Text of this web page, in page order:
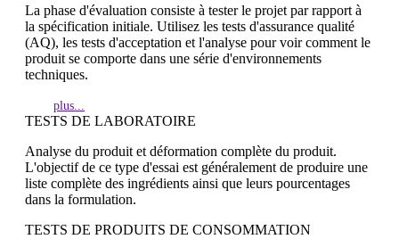
La phase d'évaluation consiste à tester le projet par rapport à
la spécification initiale. Utilisez les tests d'assurance qualité
(AQ), les tests d'acceptation et l'analyse pour voir comment le
produit se comporte dans une série d'environnements
techniques.
plus...
TESTS DE LABORATOIRE
Analyse du produit et déformation complète du produit.
L'objectif de ce type d'essai est généralement de produire une
liste complète des ingrédients ainsi que leurs pourcentages
dans la formulation.
TESTS DE PRODUITS DE CONSOMMATION